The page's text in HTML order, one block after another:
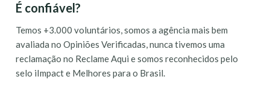
É confiável?
Temos +3.000 voluntários, somos a agência mais bem
avaliada no Opiniões Verificadas, nunca tivemos uma
reclamação no Reclame Aqui e somos reconhecidos pelo
selo iImpact e Melhores para o Brasil.